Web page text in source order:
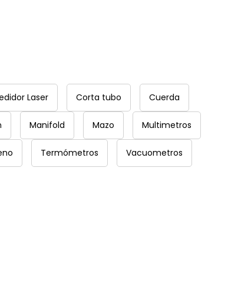
Laser Corta tubo Cuerda
Manifold Mazo Multimetros
Termómetros Vacuometros